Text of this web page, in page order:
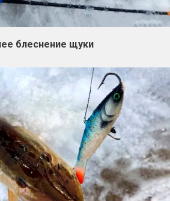
блеснение щуки